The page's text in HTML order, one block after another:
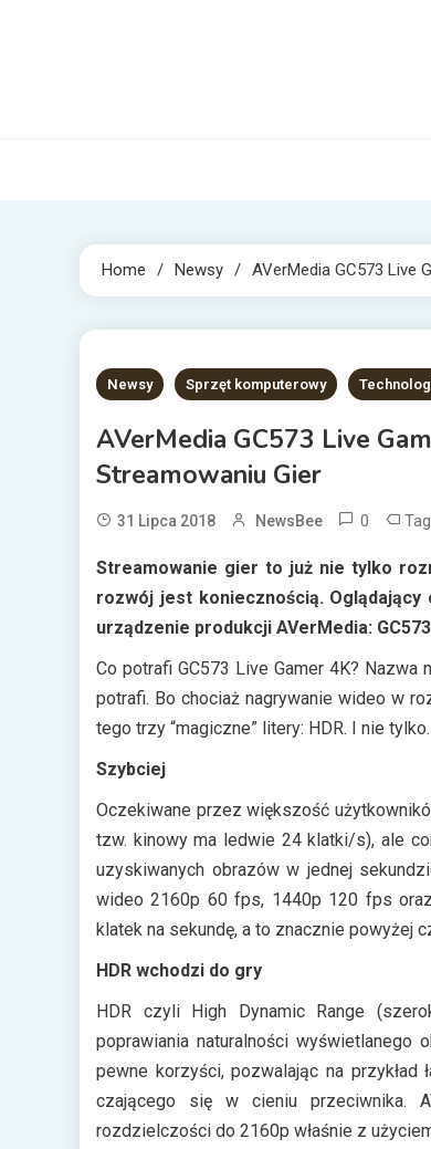
Home Newsy AVerMedia GC573 Live
2 MINS READ
Newsy Sprzęt komputerowy
AVerMedia GC573 Live
Streamowaniu Gier
31 Lipca 2018 NewsBee 0
Streamowanie gier to już nie tylko
rozwój jest koniecznością.
urządzenie produkcji AVerMedia:
Co potrafi GC573 Live Gamer 4K?
potrafi. Bo chociaż nagrywanie wideo w
tego trzy “magiczne” litery: HDR. I nie tylko.
Szybciej
Oczekiwane przez większość
tzw. kinowy ma ledwie 24 klatki/s), ale
uzyskiwanych obrazów w jednej
wideo 2160p 60 fps, 1440p 120 fps
klatek na sekundę, a to znacznie powyżej
HDR wchodzi do gry
HDR czyli High Dynamic Range
poprawiania naturalności
pewne korzyści, pozwalając na
czającego się w cieniu przeciwnika.
rozdzielczości do 2160p właśnie z